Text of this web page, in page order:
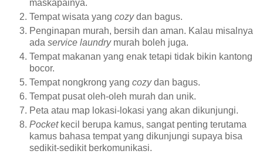
maskapainya.
Tempat wisata yang cozydan bagus.
Penginapan murah, bersih dan aman. Kalau misalnya
ada service laundry murah boleh juga.
Tempat makanan yang enak tetapi tidak bikin kantong
bocor.
Tempat nongkrong yang cozydan bagus.
Tempat pusat oleh-oleh murah dan unik.
Peta atau map lokasi-lokasi yang akan dikunjungi.
Pocket kecil berupa kamus, sangat penting terutama
kamus bahasa tempat yang dikunjungi supaya bisa
sedikit-sedikit berkomunikasi.